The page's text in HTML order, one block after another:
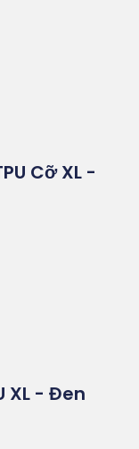
Cỡ XL -
XL - Đen